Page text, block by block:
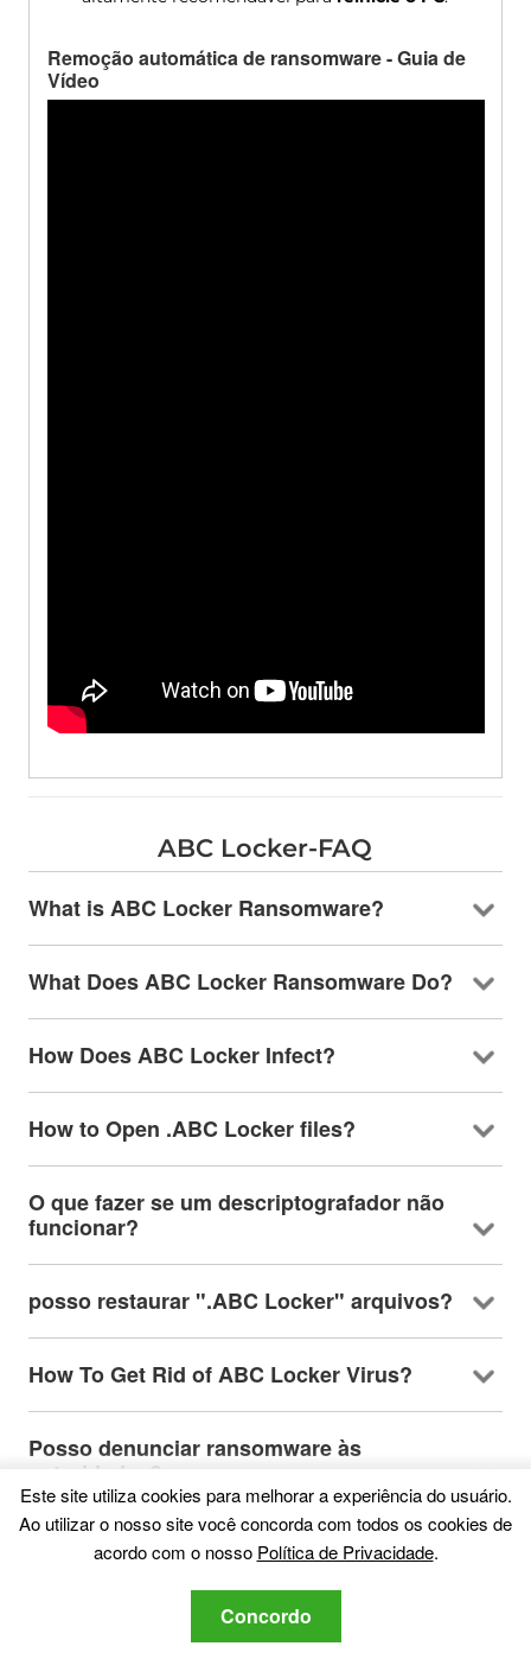
Remoção automática de ransomware - Guia de
Vídeo
ABC Locker-FAQ
What is ABC Locker Ransomware?
What Does ABC Locker Ransomware Do?
How Does ABC Locker Infect?
How to Open .ABC Locker files?
O que fazer se um descriptografador não
funcionar?
posso restaurar ".ABC Locker" arquivos?
How To Get Rid of ABC Locker Virus?
Posso denunciar ransomware às
autoridades?
Você pode impedir que o ransomware
criptografe seus arquivos?
Can ABC Locker Ransomware Steal Your
Este site utiliza cookies para melhorar a experiência do usuário.
Ao utilizar o nosso site você concorda com todos os cookies de
acordo com o nosso Política de Privacidade.
Concordo